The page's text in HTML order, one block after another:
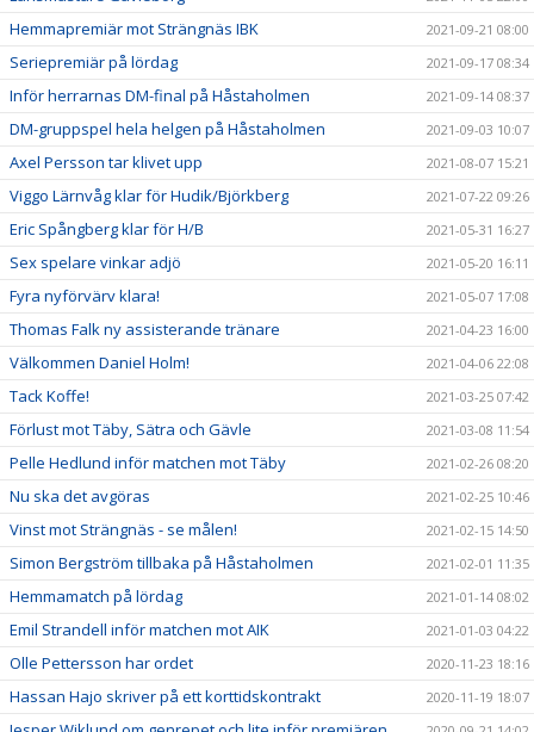
Hemmapremiär mot Strängnäs IBK 2021-09-21 08:00
Seriepremiär på lördag 2021-09-17 08:34
Inför herrarnas DM-final på Håstaholmen 2021-09-14 08:37
DM-gruppspel hela helgen på Håstaholmen 2021-09-03 10:07
Axel Persson tar klivet upp 2021-08-07 15:21
Viggo Lärnvåg klar för Hudik/Björkberg 2021-07-22 09:26
Eric Spångberg klar för H/B 2021-05-31 16:27
Sex spelare vinkar adjö 2021-05-20 16:11
Fyra nyförvärv klara! 2021-05-07 17:08
Thomas Falk ny assisterande tränare 2021-04-23 16:00
Välkommen Daniel Holm! 2021-04-06 22:08
Tack Koffe! 2021-03-25 07:42
Förlust mot Täby, Sätra och Gävle 2021-03-08 11:54
Pelle Hedlund inför matchen mot Täby 2021-02-26 08:20
Nu ska det avgöras 2021-02-25 10:46
Vinst mot Strängnäs - se målen! 2021-02-15 14:50
Simon Bergström tillbaka på Håstaholmen 2021-02-01 11:35
Hemmamatch på lördag 2021-01-14 08:02
Emil Strandell inför matchen mot AIK 2021-01-03 04:22
Olle Pettersson har ordet 2020-11-23 18:16
Hassan Hajo skriver på ett korttidskontrakt 2020-11-19 18:07